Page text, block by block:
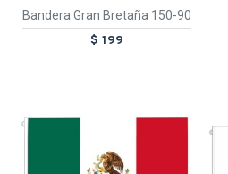
Bandera Gran Bretaña 150-90
$ 199